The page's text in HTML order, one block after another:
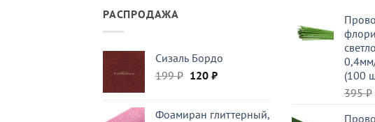
РАСПРОДАЖА
Сизаль Бордо
199₽ Первоначальная
199 ₽.
120 ₽Текущая
Фоамиран глиттерный,
(100
395₽